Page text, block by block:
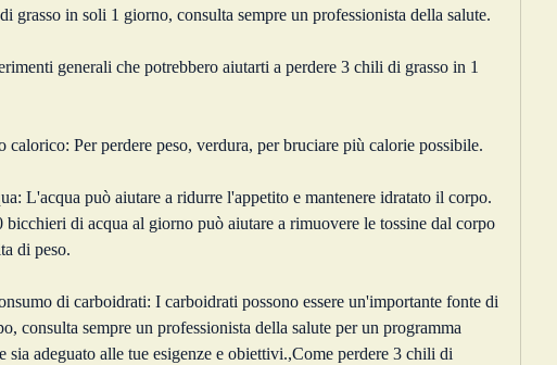
grasso in soli 1 giorno, consulta sempre un professionista della salute.
generali che potrebbero aiutarti a perdere 3 chili di grasso in 1
calorico: Per perdere peso, verdura, per bruciare più calorie possibile.
L'acqua può aiutare a ridurre l'appetito e mantenere idratato il corpo.
bicchieri di acqua al giorno può aiutare a rimuovere le tossine dal corpo
di peso.
di carboidrati: I carboidrati possono essere un'importante fonte di
consulta sempre un professionista della salute per un programma
sia adeguato alle tue esigenze e obiettivi.,Come perdere 3 chili di